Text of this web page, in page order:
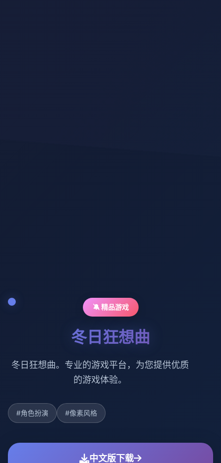
🔕 精品游戏
冬日狂想曲
冬日狂想曲。专业的游戏平台，为您提供优质
的游戏体验。
#角色扮演 #像素风格
中文版下载